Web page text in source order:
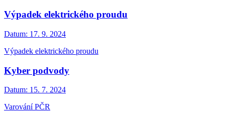
Výpadek elektrického proudu
Datum: 17. 9. 2024
Výpadek elektrického proudu
Kyber podvody
Datum: 15. 7. 2024
Varování PČR